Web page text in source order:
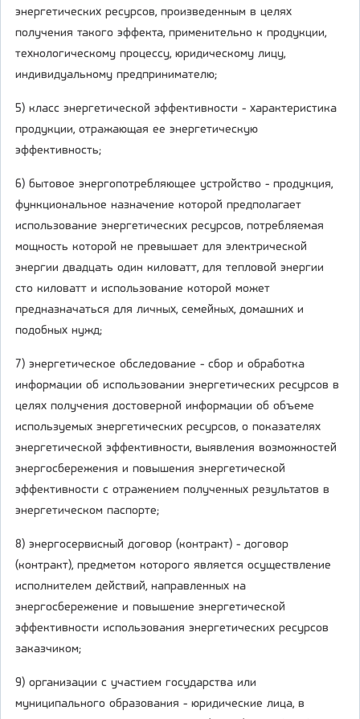
энергетических ресурсов, произведенным в целях
получения такого эффекта, применительно к продукции,
технологическому процессу, юридическому лицу,
индивидуальному предпринимателю;
5) класс энергетической эффективности - характеристика
продукции, отражающая ее энергетическую
эффективность;
6) бытовое энергопотребляющее устройство - продукция,
функциональное назначение которой предполагает
использование энергетических ресурсов, потребляемая
мощность которой не превышает для электрической
энергии двадцать один киловатт, для тепловой энергии
сто киловатт и использование которой может
предназначаться для личных, семейных, домашних и
подобных нужд;
7) энергетическое обследование - сбор и обработка
информации об использовании энергетических ресурсов в
целях получения достоверной информации об объеме
используемых энергетических ресурсов, о показателях
энергетической эффективности, выявления возможностей
энергосбережения и повышения энергетической
эффективности с отражением полученных результатов в
энергетическом паспорте;
8) энергосервисный договор (контракт) - договор
(контракт), предметом которого является осуществление
исполнителем действий, направленных на
энергосбережение и повышение энергетической
эффективности использования энергетических ресурсов
заказчиком;
9) организации с участием государства или
муниципального образования - юридические лица, в